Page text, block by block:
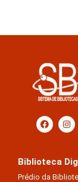
Biblioteca
Prédio da